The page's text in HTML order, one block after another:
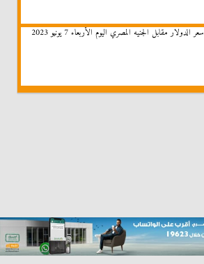
سعر الدولار مقابل الجنيه المصري اليوم الأربعاء 7 يونيو 2023